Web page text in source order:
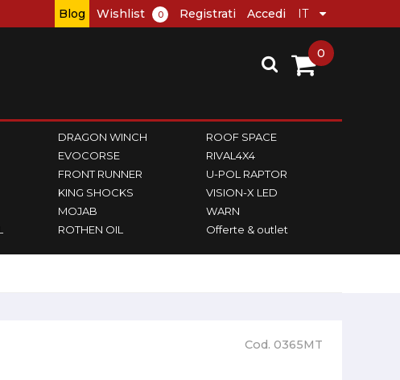
Blog Wishlist 0 Registrati Accedi
DRAGON WINCH
EVOCORSE
FRONT RUNNER
KING SHOCKS
MOJAB
ROTHEN OIL
ROOF SPACE
RIVAL4X4
U-POL RAPTOR
VISION-X LED
WARN
Offerte & outlet
0
Cod. 0365MT